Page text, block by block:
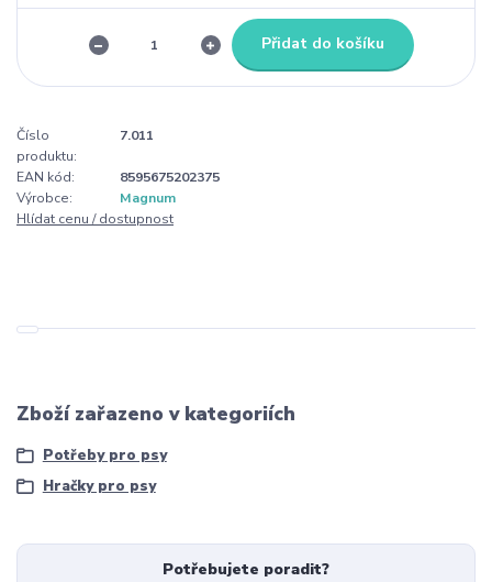
Přidat do košíku
Číslo
produktu:
7.011
EAN kód:
8595675202375
Výrobce:
Magnum
Hlídat cenu / dostupnost
Zboží zařazeno v kategoriích
Potřeby pro psy
Hračky pro psy
Potřebujete poradit?